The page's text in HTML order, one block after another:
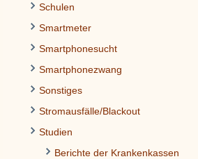
Schulen
Smartmeter
Smartphonesucht
Smartphonezwang
Sonstiges
Stromausfälle/Blackout
Studien
Berichte der Krankenkassen